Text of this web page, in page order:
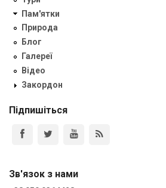
Пам'ятки
Природа
Блог
Галереї
Відео
Закордон
Підпишіться
Зв'язок з нами